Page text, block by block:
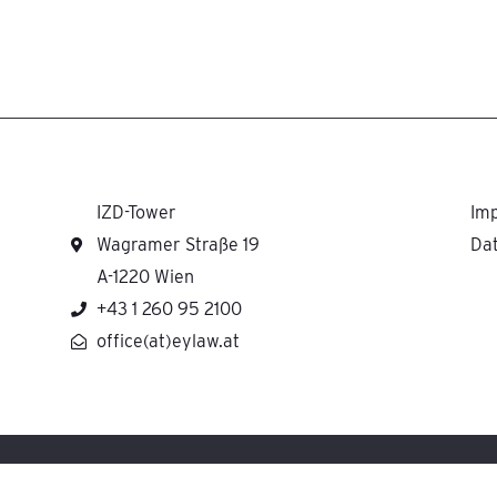
IZD-Tower
Wagramer Straße 19
A-1220 Wien
+43 1 260 95 2100
office(at)eylaw.at